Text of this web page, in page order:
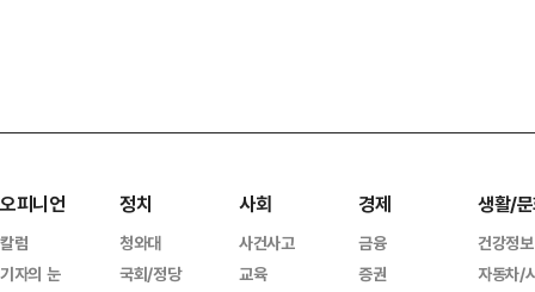
오피니언
칼럼
기자의 눈
정치
청와대
국회/정당
사회
사건사고
교육
경제
금융
증권
생활/
건강정보
자동차/